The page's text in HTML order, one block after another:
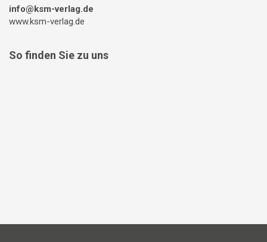
info@ksm-verlag.de
www.ksm-verlag.de
So finden Sie zu uns